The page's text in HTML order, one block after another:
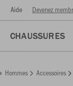
Aide Devenez
CHAUSSURES
Hommes Accessoires